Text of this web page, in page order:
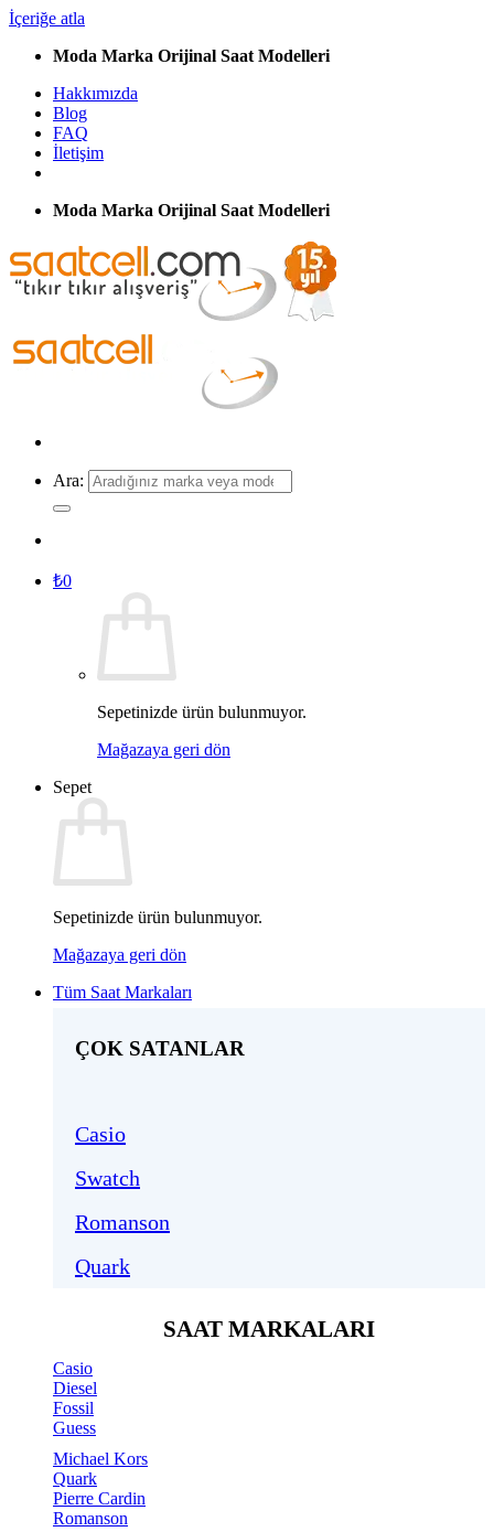
İçeriğe atla
Moda Marka Orijinal Saat Modelleri
Hakkımızda
Blog
FAQ
İletişim
Moda Marka Orijinal Saat Modelleri
Ara:
₺0
Sepetinizde ürün bulunmuyor.
Mağazaya geri dön
Sepet
Sepetinizde ürün bulunmuyor.
Mağazaya geri dön
Tüm Saat Markaları
ÇOK SATANLAR
Casio
Swatch
Romanson
Quark
SAAT MARKALARI
Casio
Diesel
Fossil
Guess
Michael Kors
Quark
Pierre Cardin
Romanson